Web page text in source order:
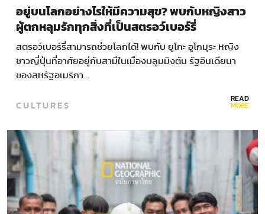
อยู่บนโลกอย่างไรให้มีความสุข? พบกับหญิงสาว
ผู้ตกหลุมรักทุกสิ่งที่เป็นสตรอว์เบอร์รี่
สตรอว์เบอร์รี่สามารถช่วยโลกได้! พบกับ ยูโกะ อูโกมุระ หญิง
ชาวญี่ปุ่นที่อาศัยอยู่กับสามีในเมืองบลูมมิงตัน รัฐอินเดียนา
ของสหรัฐอเมริกา…
CULTURES READ
MORE